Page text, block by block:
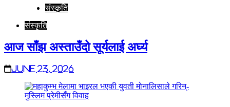
संस्कृति
संस्कृति
आज साँझ अस्ताउँदो सूर्यलाई अर्घ्य
June 23, 2026